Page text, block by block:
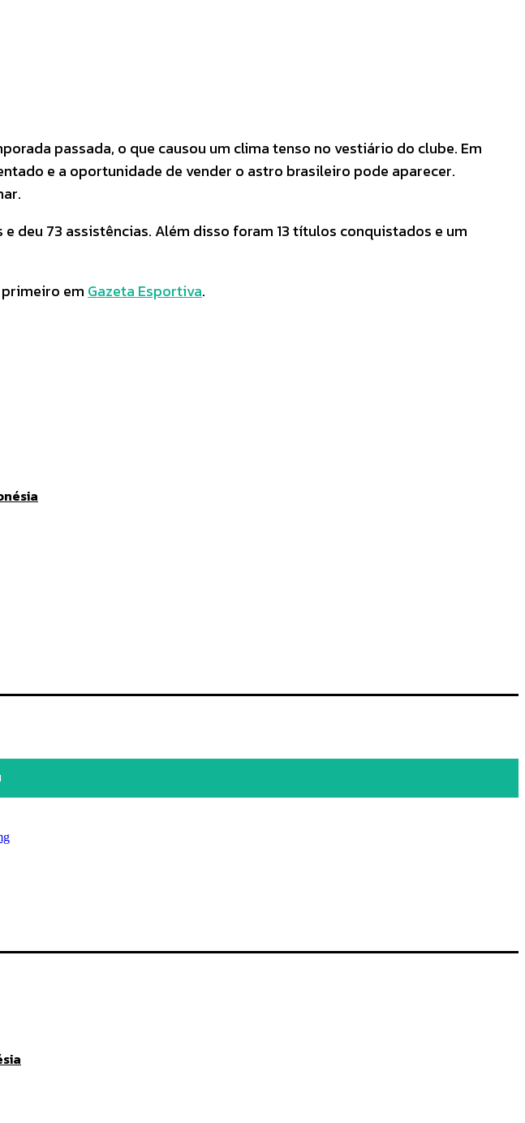
passada, o que causou um clima tenso no vestiário do clube. Em
e a oportunidade de vender o astro brasileiro pode aparecer.
deu 73 assistências. Além disso foram 13 títulos conquistados e um
em Gazeta Esportiva.